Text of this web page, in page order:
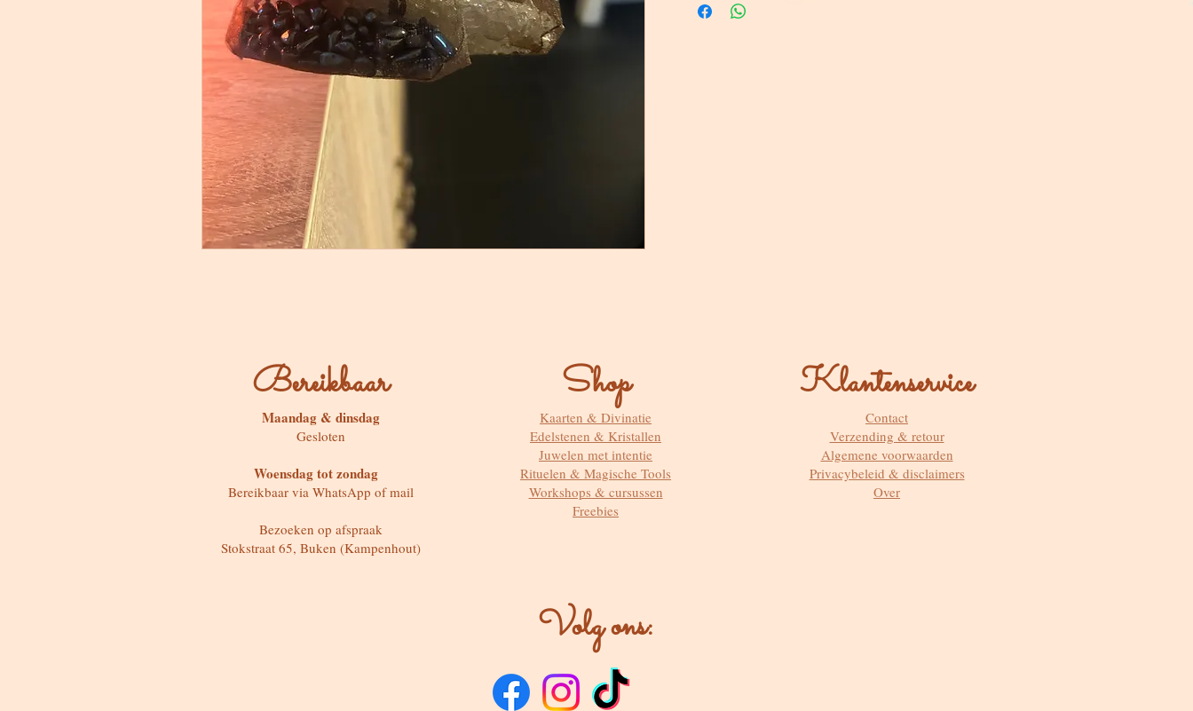
Bereikbaar
Maandag & dinsdag
Gesloten
Woensdag tot zondag
Bereikbaar via WhatsApp of mail
Bezoeken op afspraak
Stokstraat 65, Buken (Kampenhout)
Shop
Kaarten & Divinatie
Edelstenen & Kristallen
Juwelen met intentie
Rituelen & Magische Tools
Workshops & cursussen
Freebies
Klantenservice
Contact
Verzending & retour
Algemene voorwaarden
Privacybeleid & disclaimers
Over
Volg ons: